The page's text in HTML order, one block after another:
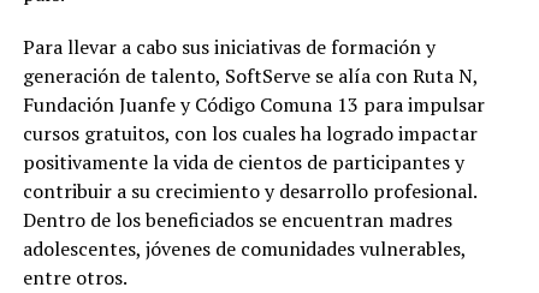
Para llevar a cabo sus iniciativas de formación y
generación de talento, SoftServe se alía con Ruta N,
Fundación Juanfe y Código Comuna 13 para impulsar
cursos gratuitos, con los cuales ha logrado impactar
positivamente la vida de cientos de participantes y
contribuir a su crecimiento y desarrollo profesional.
Dentro de los beneficiados se encuentran madres
adolescentes, jóvenes de comunidades vulnerables,
entre otros.